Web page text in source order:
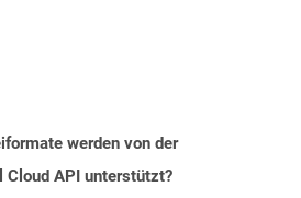
werden von der
Cloud API unterstützt?